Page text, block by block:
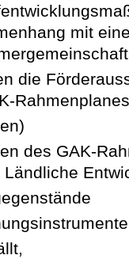
mit
die
des GAK-
Ländliche